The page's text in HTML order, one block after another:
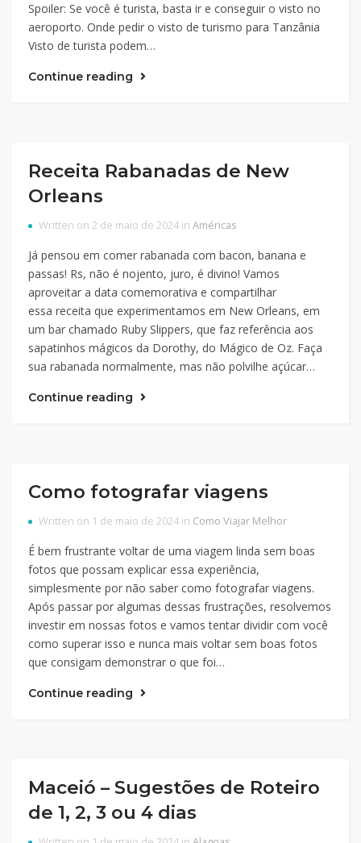
Spoiler: Se você é turista, basta ir e conseguir o visto no
aeroporto. Onde pedir o visto de turismo para Tanzânia
Visto de turista podem…
Continue reading
Receita Rabanadas de New
Orleans
Written on 2 de maio de 2024 in Américas
Já pensou em comer rabanada com bacon, banana e
passas! Rs, não é nojento, juro, é divino! Vamos
aproveitar a data comemorativa e compartilhar
essa receita que experimentamos em New Orleans, em
um bar chamado Ruby Slippers, que faz referência aos
sapatinhos mágicos da Dorothy, do Mágico de Oz. Faça
sua rabanada normalmente, mas não polvilhe açúcar…
Continue reading
Como fotografar viagens
Written on 1 de maio de 2024 in Como Viajar Melhor
É bem frustrante voltar de uma viagem linda sem boas
fotos que possam explicar essa experiência,
simplesmente por não saber como fotografar viagens.
Após passar por algumas dessas frustrações, resolvemos
investir em nossas fotos e vamos tentar dividir com você
como superar isso e nunca mais voltar sem boas fotos
que consigam demonstrar o que foi…
Continue reading
Maceió – Sugestões de Roteiro
de 1, 2, 3 ou 4 dias